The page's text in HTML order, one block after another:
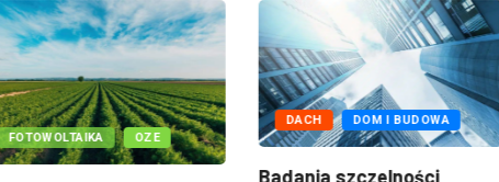
FOTOWOLTAIKA OZE
DACH DOM I BUDOWA
Badania szczelności